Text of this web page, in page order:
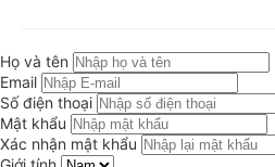
Họ và tên
Email
Số điện thoại
Mật khẩu
Xác nhận mật khẩu